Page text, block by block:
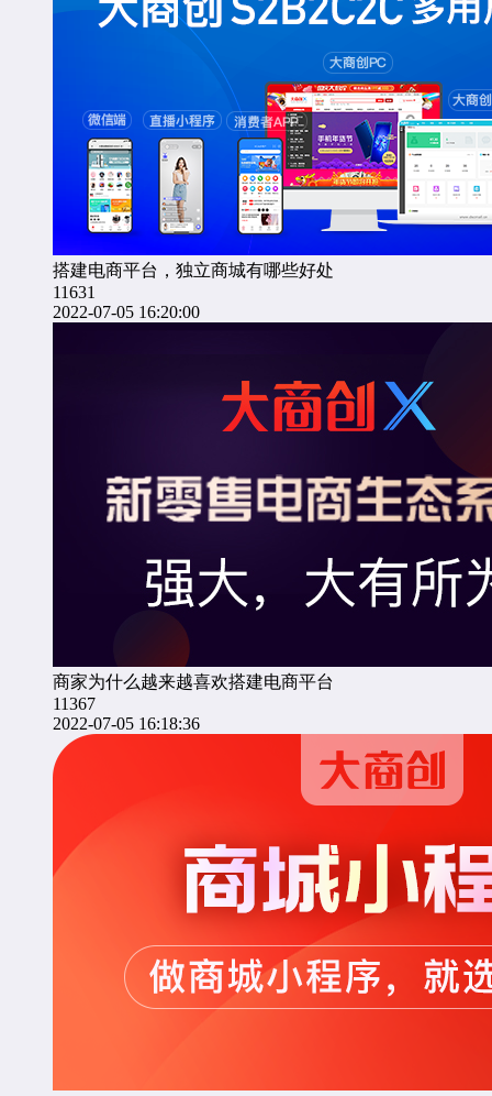
搭建电商平台，独立商城有哪些好处
11631
2022-07-05 16:20:00
商家为什么越来越喜欢搭建电商平台
11367
2022-07-05 16:18:36